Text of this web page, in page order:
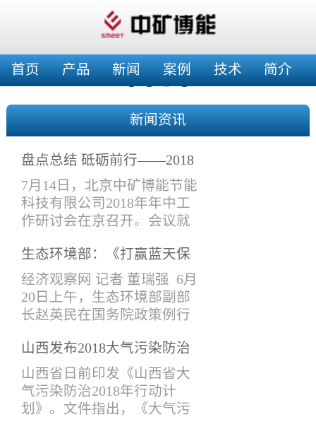
首页 产品 新闻 案例 技术 简介
新闻资讯
盘点总结 砥砺前行——2018
年年中工作会
7月14日，北京中矿博能节能
科技有限公司2018年年中工
作研讨会在京召开。会议就
交流，特别是在产品设计与
改进、在建项目验收、工作
接口要求、新开工项目安排
等进项了讨论安排。公司领
部、项目管理部、采购售后
部、综合管理部等人员参加
了此次会议。会议主要围绕
各个议题进行了热烈的讨
生态环境部：《打赢蓝天保
卫战三年行动计划》将于近
期印发实施
经济观察网 记者 董瑞强 6月
20日上午，生态环境部副部
长赵英民在国务院政策例行
会同有关部门提出《打赢蓝
天保卫战三年行动计划》
（下称《三年行动计划》）
的建议稿，在6月13日国务院
山西发布2018大气污染防治
计划， 10月前完成钢铁、锅
炉等行业提标改造！
山西省日前印发《山西省大
气污染防治2018年行动计
划》。文件指出，《大气污